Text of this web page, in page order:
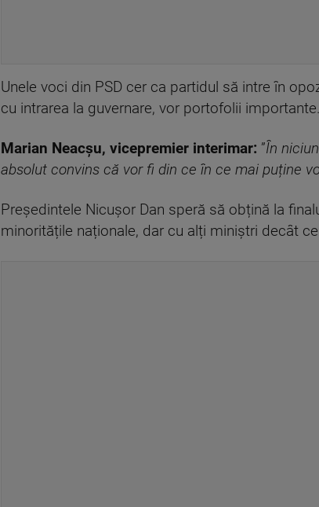
Unele voci din PSD cer ca partidul să intre în
cu intrarea la guvernare, vor portofolii importante.
Marian Neacșu, vicepremier interimar: ”În
absolut convins că vor fi din ce în ce mai puține
Președintele Nicușor Dan speră să obțină la
minoritățile naționale, dar cu alți miniștri decât